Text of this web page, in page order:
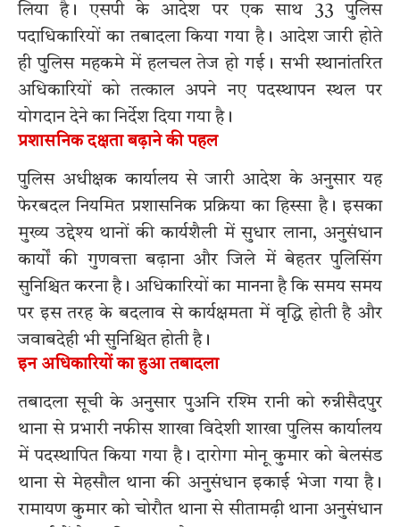
लिया है। एसपी के आदेश पर एक साथ 33 पुलिस
पदाधिकारियों का तबादला किया गया है। आदेश जारी होते
ही पुलिस महकमे में हलचल तेज हो गई। सभी स्थानांतरित
अधिकारियों को तत्काल अपने नए पदस्थापन स्थल पर
योगदान देने का निर्देश दिया गया है।
प्रशासनिक दक्षता बढ़ाने की पहल
पुलिस अधीक्षक कार्यालय से जारी आदेश के अनुसार यह
फेरबदल नियमित प्रशासनिक प्रक्रिया का हिस्सा है। इसका
मुख्य उद्देश्य थानों की कार्यशैली में सुधार लाना, अनुसंधान
कार्यों की गुणवत्ता बढ़ाना और जिले में बेहतर पुलिसिंग
सुनिश्चित करना है। अधिकारियों का मानना है कि समय समय
पर इस तरह के बदलाव से कार्यक्षमता में वृद्धि होती है और
जवाबदेही भी सुनिश्चित होती है।
इन अधिकारियों का हुआ तबादला
तबादला सूची के अनुसार पुअनि रश्मि रानी को रुन्नीसैदपुर
थाना से प्रभारी नफीस शाखा विदेशी शाखा पुलिस कार्यालय
में पदस्थापित किया गया है। दारोगा मोनू कुमार को बेलसंड
थाना से मेहसौल थाना की अनुसंधान इकाई भेजा गया है।
रामायण कुमार को चोरौत थाना से सीतामढ़ी थाना अनुसंधान